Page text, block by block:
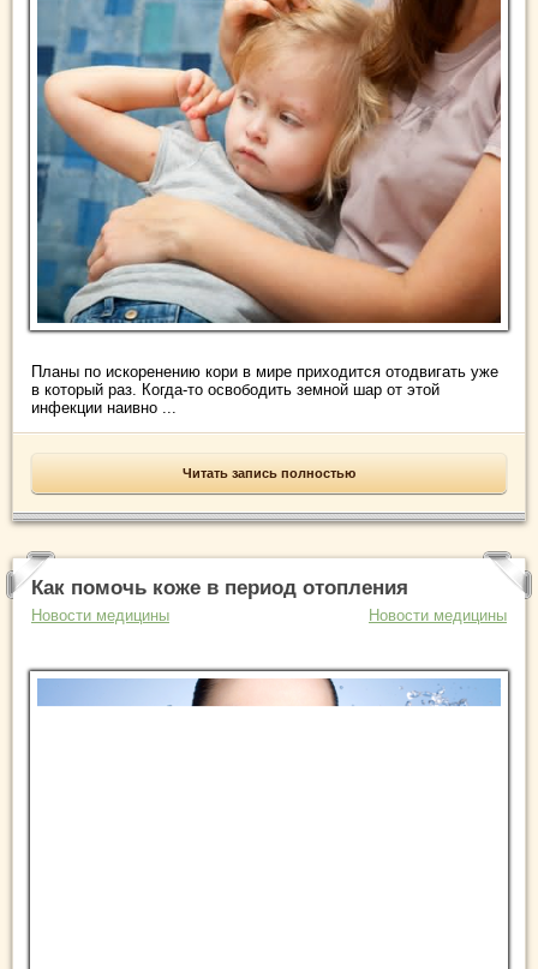
Планы по искоренению кори в мире приходится отодвигать уже
в который раз. Когда-то освободить земной шар от этой
инфекции наивно ...
Читать запись полностью
Как помочь коже в период отопления
Новости медицины Новости медицины